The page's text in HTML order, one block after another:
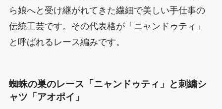
ら娘へと受け継がれてきた繊細で美しい手仕事の
伝統工芸です。その代表格が「ニャンドゥティ」
と呼ばれるレース編みです。
蜘蛛の巣のレース「ニャンドゥティ」と刺繍シ
ャツ「アオポイ」